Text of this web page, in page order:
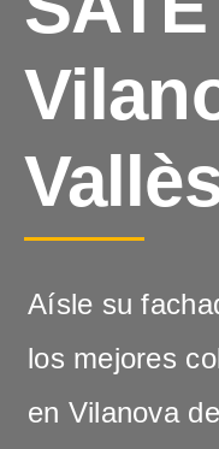
Aísle su
los mejores
en Vilanova